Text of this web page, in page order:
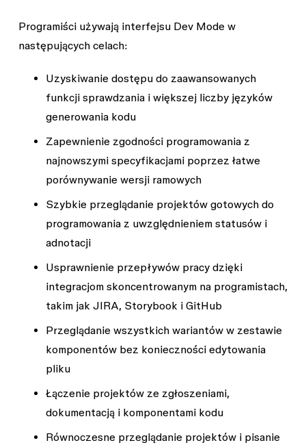
Programiści używają interfejsu Dev Mode w
następujących celach:
Uzyskiwanie dostępu do zaawansowanych
funkcji sprawdzania i większej liczby języków
generowania kodu
Zapewnienie zgodności programowania z
najnowszymi specyfikacjami poprzez łatwe
porównywanie wersji ramowych
Szybkie przeglądanie projektów gotowych do
programowania z uwzględnieniem statusów i
adnotacji
Usprawnienie przepływów pracy dzięki
integracjom skoncentrowanym na programistach,
takim jak JIRA, Storybook i GitHub
Przeglądanie wszystkich wariantów w zestawie
komponentów bez konieczności edytowania
pliku
Łączenie projektów ze zgłoszeniami,
dokumentacją i komponentami kodu
Równoczesne przeglądanie projektów i pisanie